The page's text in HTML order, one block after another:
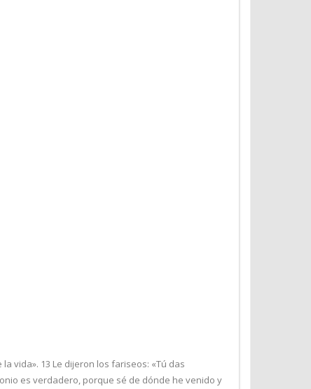
vida». 13 Le dijeron los fariseos: «Tú das
es verdadero, porque sé de dónde he venido y